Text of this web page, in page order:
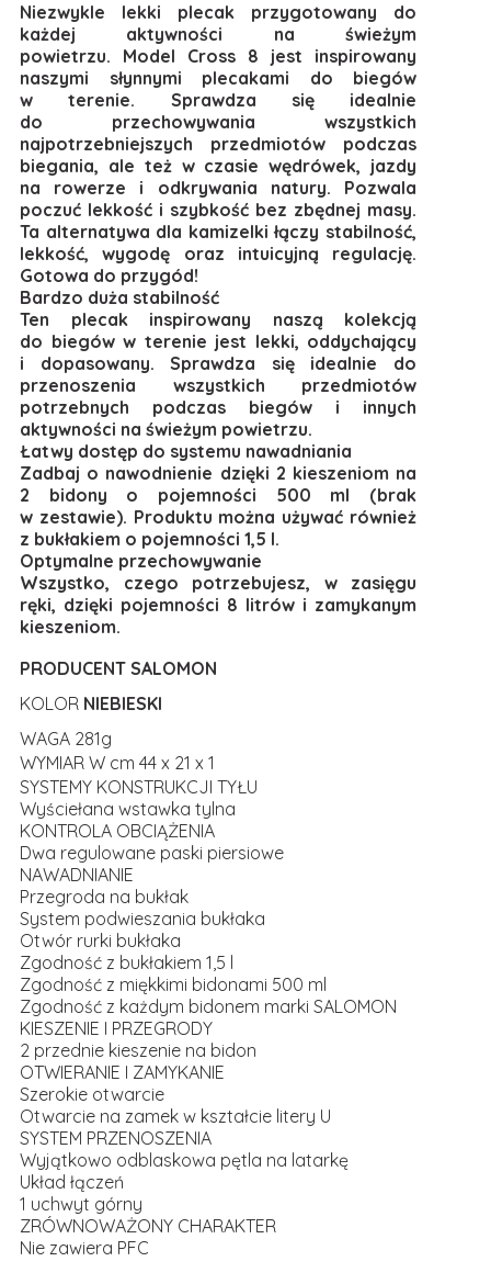
Niezwykle lekki plecak przygotowany do
każdej aktywności na świeżym
powietrzu. Model Cross 8 jest inspirowany
naszymi słynnymi plecakami do biegów
w terenie. Sprawdza się idealnie
do przechowywania wszystkich
najpotrzebniejszych przedmiotów podczas
biegania, ale też w czasie wędrówek, jazdy
na rowerze i odkrywania natury. Pozwala
poczuć lekkość i szybkość bez zbędnej masy.
Ta alternatywa dla kamizelki łączy stabilność,
lekkość, wygodę oraz intuicyjną regulację.
Gotowa do przygód!
Bardzo duża stabilność
Ten plecak inspirowany naszą kolekcją
do biegów w terenie jest lekki, oddychający
i dopasowany. Sprawdza się idealnie do
przenoszenia wszystkich przedmiotów
potrzebnych podczas biegów i innych
aktywności na świeżym powietrzu.
Łatwy dostęp do systemu nawadniania
Zadbaj o nawodnienie dzięki 2 kieszeniom na
2 bidony o pojemności 500 ml (brak
w zestawie). Produktu można używać również
z bukłakiem o pojemności 1,5 l.
Optymalne przechowywanie
Wszystko, czego potrzebujesz, w zasięgu
ręki, dzięki pojemności 8 litrów i zamykanym
kieszeniom.
PRODUCENT SALOMON
KOLOR NIEBIESKI
WAGA 281g
WYMIAR W cm 44 x 21 x 1
SYSTEMY KONSTRUKCJI TYŁU
Wyściełana wstawka tylna
KONTROLA OBCIĄŻENIA
Dwa regulowane paski piersiowe
NAWADNIANIE
Przegroda na bukłak
System podwieszania bukłaka
Otwór rurki bukłaka
Zgodność z bukłakiem 1,5 l
Zgodność z miękkimi bidonami 500 ml
Zgodność z każdym bidonem marki SALOMON
KIESZENIE I PRZEGRODY
2 przednie kieszenie na bidon
OTWIERANIE I ZAMYKANIE
Szerokie otwarcie
Otwarcie na zamek w kształcie litery U
SYSTEM PRZENOSZENIA
Wyjątkowo odblaskowa pętla na latarkę
Układ łączeń
1 uchwyt górny
ZRÓWNOWAŻONY CHARAKTER
Nie zawiera PFC